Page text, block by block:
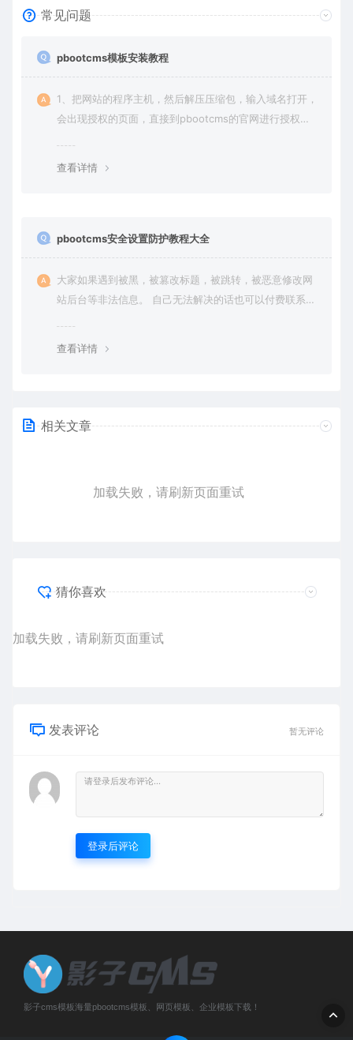
常见问题
pbootcms模板安装教程
1、把网站的程序主机，然后解压压缩包，输入域名打开，
会出现授权的页面，直接到pbootcms的官网进行授权
查看详情
pbootcms安全设置防护教程大全
大家如果遇到被黑，被篡改标题，被跳转，被恶意修改网
站后台等非法信息。 自己无法解决的话也可以付费联系站
查看详情
相关文章
加载失败，请刷新页面重试
猜你喜欢
加载失败，请刷新页面重试
发表评论 暂无评论
登录后评论
影子cms模板海量pbootcms模板、网页模板、企业模板下载！